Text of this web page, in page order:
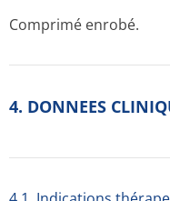
Comprimé enrobé.
4. DONNEES